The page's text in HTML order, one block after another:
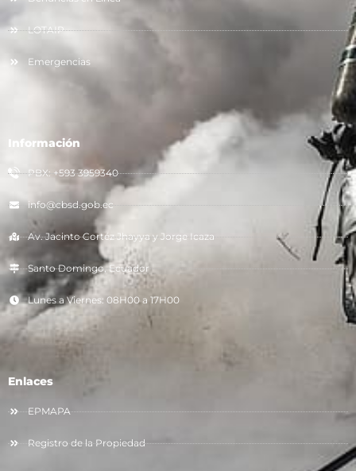
LOTAIP
Emergencias
Información
PBX: +593 3959340
info@cbsd.gob.ec
Av. Jacinto Cortéz Jhayya y Jorge Icaza
Santo Domingo, Ecuador
Lunes a Viernes: 08H00 a 17H00
Enlaces
EPMAPA
Registro de la Propiedad